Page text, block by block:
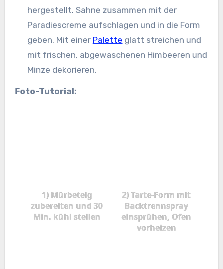
hergestellt. Sahne zusammen mit der
Paradiescreme aufschlagen und in die Form
geben. Mit einer Palette glatt streichen und
mit frischen, abgewaschenen Himbeeren und
Minze dekorieren.
Foto-Tutorial:
1) Mürbeteig
zubereiten und 30
Min. kühl stellen
2) Tarte-Form mit
Backtrennspray
einsprühen, Ofen
vorheizen